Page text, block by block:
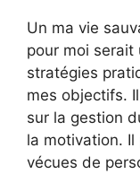
Un ma vie
pour moi serait
stratégies
mes objectifs.
sur la gestion
la motivation.
vécues de